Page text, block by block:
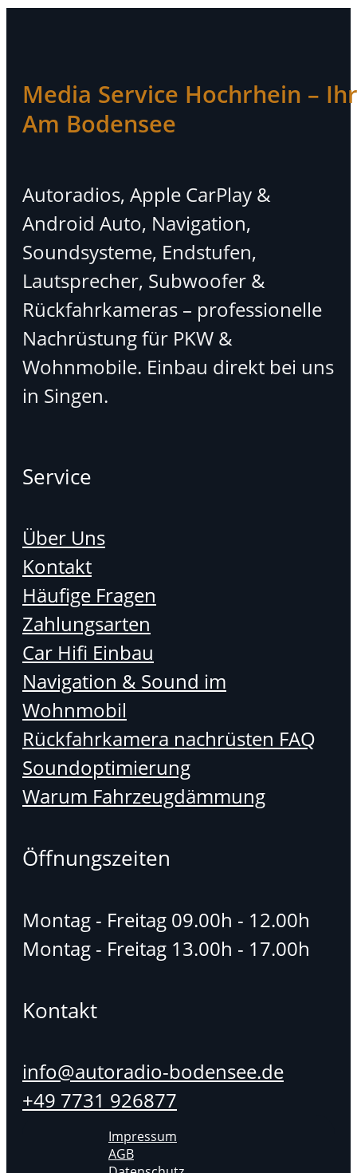
Media Service Hochrhein –
Am Bodensee
Autoradios, Apple CarPlay &
Android Auto, Navigation,
Soundsysteme, Endstufen,
Lautsprecher, Subwoofer &
Rückfahrkameras – professionelle
Nachrüstung für PKW &
Wohnmobile. Einbau direkt bei uns
in Singen.
Service
Über Uns
Kontakt
Häufige Fragen
Zahlungsarten
Car Hifi Einbau
Navigation & Sound im
Wohnmobil
Rückfahrkamera nachrüsten FAQ
Soundoptimierung
Warum Fahrzeugdämmung
Öffnungszeiten
Montag - Freitag 09.00h - 12.00h
Montag - Freitag 13.00h - 17.00h
Kontakt
info@autoradio-bodensee.de
+49 7731 926877
Impressum
AGB